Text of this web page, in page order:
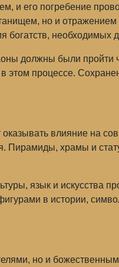
и его погребение
но и
богатств, необходимых
должны были пройти
этом процессе.
влияние на
Пирамиды, храмы и
язык и искусства
в истории,
но и